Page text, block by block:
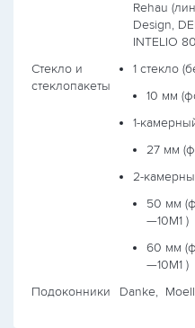
Rehau
Design,
INTELIO
Стекло и
стеклопакеты
1 стекло
10 мм
1-
27 мм
2-
50 мм
—10М1 )
60 мм
—10М1 )
Подоконники
Danke,